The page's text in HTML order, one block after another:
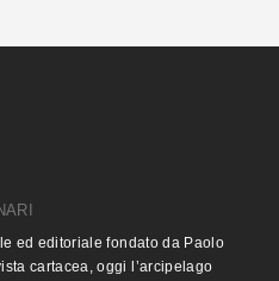
ed editoriale fondato da Paolo
cartacea, oggi l’arcipelago